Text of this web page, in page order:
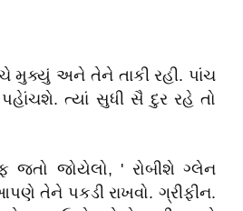
મુક્યું અને તેને તાકી રહી. પાંચ
ત્યાં સુધી સૈ દુર રહે તો
જતો જોયેલો, ' રોબીશે ગ્લેન
તેને પકડી રાખવો. ગ્રીફીન.